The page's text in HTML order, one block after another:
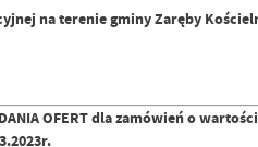
na terenie gminy Zaręby
OFERT dla zamówień o